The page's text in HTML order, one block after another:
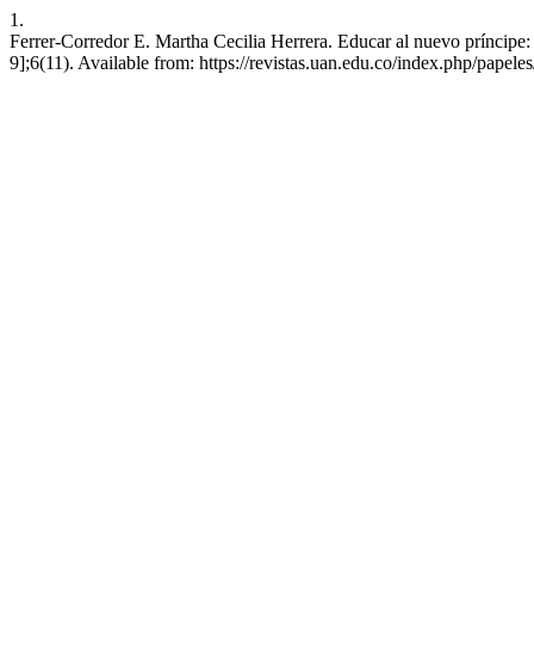
1.
Ferrer-Corredor E. Martha Cecilia Herrera. Educar al nuevo
9];6(11). Available from: https://revistas.uan.edu.co/index.php/